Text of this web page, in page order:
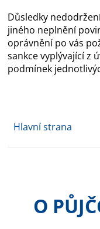
Důsledky
jiného neplnění
oprávnění po vás
sankce vyplývající z
podmínek
Hlavní strana
O